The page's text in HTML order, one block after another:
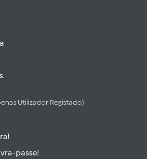
Utilizador Registado)
passe!